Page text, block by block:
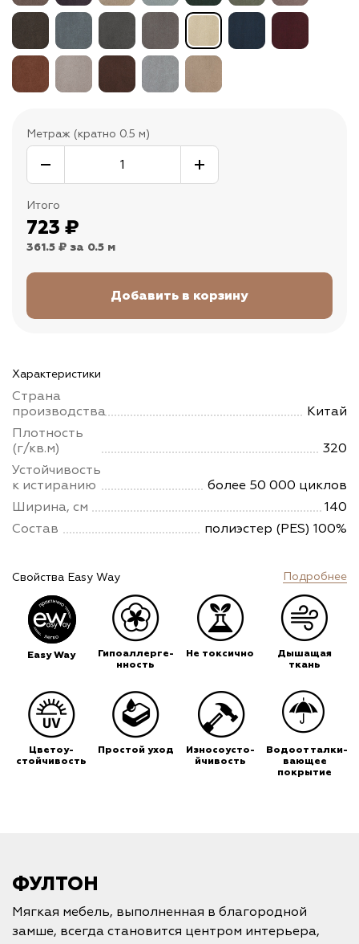
Метраж (кратно 0.5 м)
Итого
723 ₽
361.5 ₽ за 0.5 м
Характеристики
Страна
производства
Китай
Плотность
(г/кв.м)
320
Устойчивость
к истиранию
более 50 000 циклов
Ширина, см
140
Состав
полиэстер (PES) 100%
Свойства Easy Way Подробнее
Easy Way
Гипоаллерге-
нность
Не токсично
Дышащая
ткань
Цветоу-
стойчивость
Простой уход
Износоусто-
йчивость
Водоотталки-
вающее
покрытие
ФУЛТОН
Мягкая мебель, выполненная в благородной
замше, всегда становится центром интерьера,